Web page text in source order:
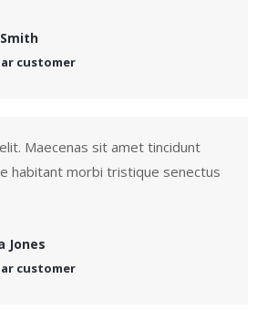
customer
Maecenas sit amet tincidunt
habitant morbi tristique senectus
Jones
customer